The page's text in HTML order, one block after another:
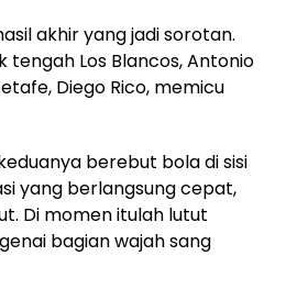
akhir yang jadi sorotan.
tengah Los Blancos, Antonio
Diego Rico, memicu
berebut bola di sisi
yang berlangsung cepat,
Di momen itulah lutut
bagian wajah sang